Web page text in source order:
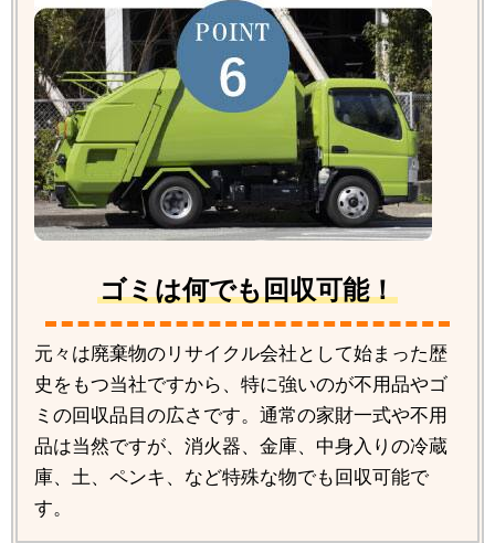
ゴミは何でも回収可能！
元々は廃棄物のリサイクル会社として始まった歴
史をもつ当社ですから、特に強いのが不用品やゴ
ミの回収品目の広さです。通常の家財一式や不用
品は当然ですが、消火器、金庫、中身入りの冷蔵
庫、土、ペンキ、など特殊な物でも回収可能で
す。